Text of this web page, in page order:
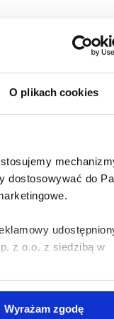
O plikach cookies
dostosowywać do
z o.o. z siedzibą w
Państwa danych
Wyrażam zgodę
Akuku est
nous
jeunes enfants,
faite de façon à
à dents doit
de notre
des coupures et
les
le parent et